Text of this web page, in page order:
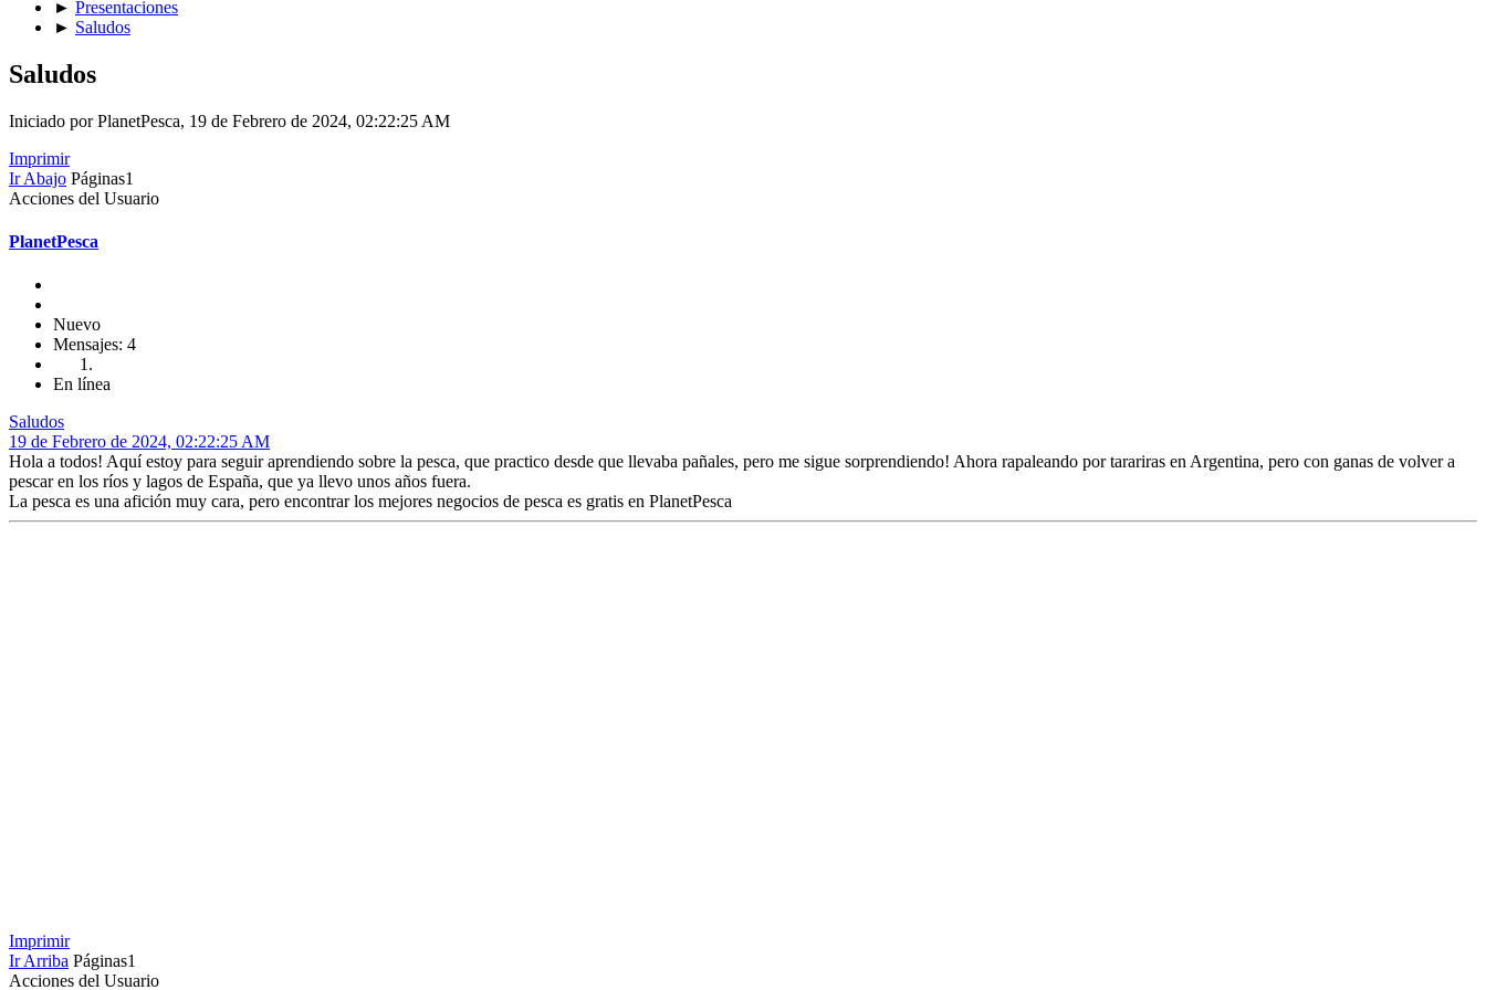
► Presentaciones
► Saludos
Saludos
Iniciado por PlanetPesca, 19 de Febrero de 2024, 02:22:25 AM
Imprimir
Ir Abajo Páginas1
Acciones del Usuario
PlanetPesca
Nuevo
Mensajes: 4
En línea
Saludos
19 de Febrero de 2024, 02:22:25 AM
Hola a todos! Aquí estoy para seguir aprendiendo sobre la pesca, que practico desde que llevaba pañales, pero me sigue sorprendiendo! Ahora rapaleando por tarariras en Argentina, pero con ganas de volver a
pescar en los ríos y lagos de España, que ya llevo unos años fuera.
La pesca es una afición muy cara, pero encontrar los mejores negocios de pesca es gratis en PlanetPesca
Imprimir
Ir Arriba Páginas1
Acciones del Usuario